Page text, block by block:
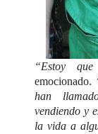
“Estoy
emocionado.
han
vendiendo y
la vida a